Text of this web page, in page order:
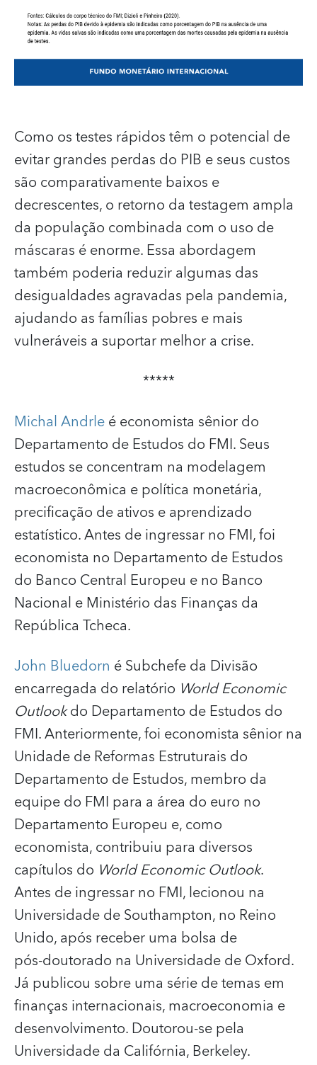
Como os testes rápidos têm o potencial de
evitar grandes perdas do PIB e seus custos
são comparativamente baixos e
decrescentes, o retorno da testagem ampla
da população combinada com o uso de
máscaras é enorme. Essa abordagem
também poderia reduzir algumas das
desigualdades agravadas pela pandemia,
ajudando as famílias pobres e mais
vulneráveis a suportar melhor a crise.
*****
Michal Andrleé economista sênior do
Departamento de Estudos do FMI. Seus
estudos se concentram na modelagem
macroeconômica e política monetária,
precificação de ativos e aprendizado
estatístico. Antes de ingressar no FMI, foi
economista no Departamento de Estudos
do Banco Central Europeu e no Banco
Nacional e Ministério das Finanças da
República Tcheca.
John Bluedorn é Subchefe da Divisão
encarregada do relatório World Economic
Outlookdo Departamento de Estudos do
FMI. Anteriormente, foi economista sênior na
Unidade de Reformas Estruturais do
Departamento de Estudos, membro da
equipe do FMI para a área do euro no
Departamento Europeu e, como
economista, contribuiu para diversos
capítulos do World Economic Outlook.
Antes de ingressar no FMI, lecionou na
Universidade de Southampton, no Reino
Unido, após receber uma bolsa de
pós‑doutorado na Universidade de Oxford.
Já publicou sobre uma série de temas em
finanças internacionais, macroeconomia e
desenvolvimento. Doutorou-se pela
Universidade da Califórnia, Berkeley.